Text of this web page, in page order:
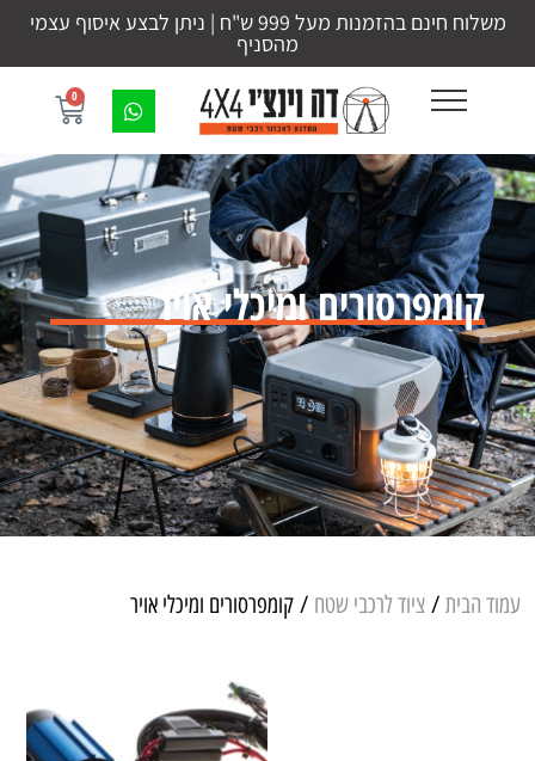
משלוח חינם בהזמנות מעל 999 ש"ח | ניתן לבצע איסוף עצמי
מהסניף
0
קומפרסורים ומיכלי אויר
עמוד הבית / ציוד לרכבי שטח / קומפרסורים ומיכלי אויר